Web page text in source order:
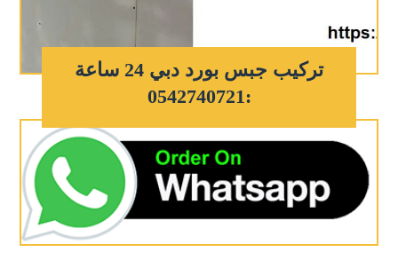
تركيب جبس بورد دبي 24 ساعة
:0542740721